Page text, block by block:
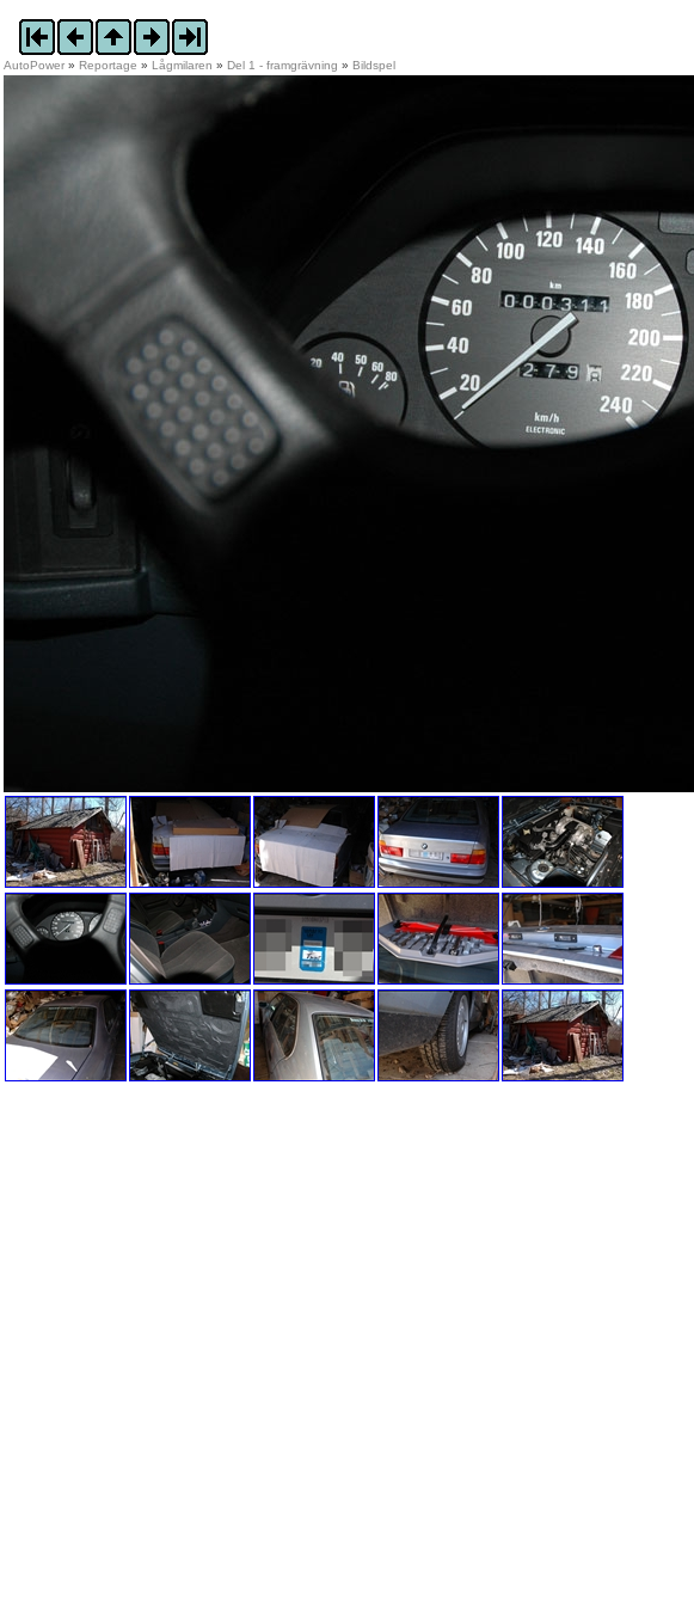
AutoPower » Reportage » Lågmilaren » Del 1 - framgrävning » Bildspel